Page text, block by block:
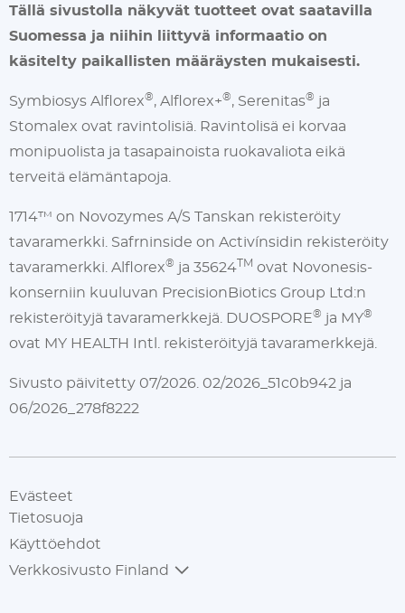
Tällä sivustolla näkyvät tuotteet ovat saatavilla
Suomessa ja niihin liittyvä informaatio on
käsitelty paikallisten määräysten mukaisesti.
Symbiosys Alflorex®, Alflorex+®, Serenitas® ja
Stomalex ovat ravintolisiä. Ravintolisä ei korvaa
monipuolista ja tasapainoista ruokavaliota eikä
terveitä elämäntapoja.
1714™ on Novozymes A/S Tanskan rekisteröity
tavaramerkki. Safrninside on Activínsidin rekisteröity
tavaramerkki. Alflorex® ja 35624TM ovat Novonesis-
konserniin kuuluvan PrecisionBiotics Group Ltd:n
rekisteröityjä tavaramerkkejä. DUOSPORE® ja MY®
ovat MY HEALTH Intl. rekisteröityjä tavaramerkkejä.
Sivusto päivitetty 07/2026. 02/2026_51c0b942 ja
06/2026_278f8222
Evästeet
Tietosuoja
Käyttöehdot
Verkkosivusto Finland